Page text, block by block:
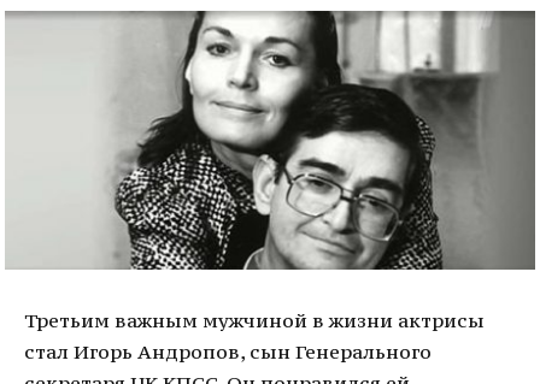
Третьим важным мужчиной в жизни актрисы
стал Игорь Андропов, сын Генерального